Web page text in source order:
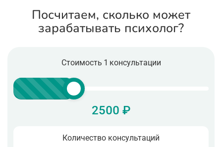
Посчитаем, сколько может
зарабатывать психолог?
Стоимость 1 консультации
2500 ₽
Количество консультаций